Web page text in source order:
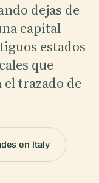
dejas de
capital
estados
que
trazado de
en Italy